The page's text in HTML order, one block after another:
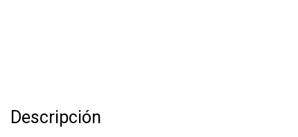
Descripción